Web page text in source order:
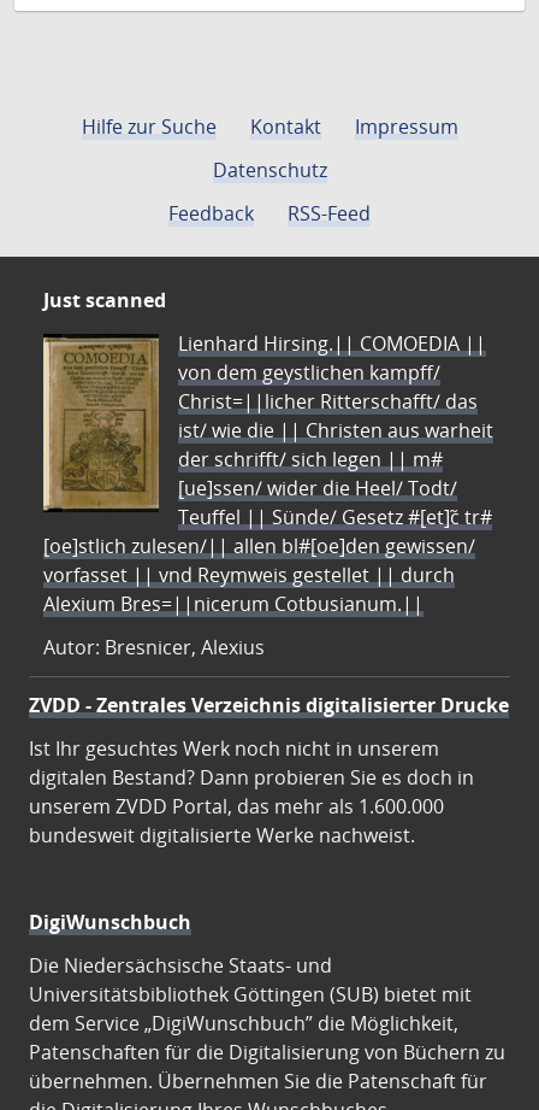
Hilfe zur Suche Kontakt
Impressum
Datenschutz
Feedback
RSS-Feed
Just scanned
Lienhard Hirsing.|| COMOEDIA ||
von dem geystlichen kampff/
Christ=||licher Ritterschafft/ das
ist/ wie die || Christen aus warheit
der schrifft/ sich legen || m#
[ue]ssen/ wider die Heel/ Todt/
Teuffel || Sünde/ Gesetz #[et]c̃ tr#
[oe]stlich zulesen/|| allen bl#[oe]den gewissen/
vorfasset || vnd Reymweis gestellet || durch
Alexium Bres=||nicerum Cotbusianum.||
Autor: Bresnicer, Alexius
ZVDD - Zentrales Verzeichnis digitalisierter Drucke
Ist Ihr gesuchtes Werk noch nicht in unserem
digitalen Bestand? Dann probieren Sie es doch in
unserem ZVDD Portal, das mehr als 1.600.000
bundesweit digitalisierte Werke nachweist.
DigiWunschbuch
Die Niedersächsische Staats- und
Universitätsbibliothek Göttingen (SUB) bietet mit
dem Service „DigiWunschbuch” die Möglichkeit,
Patenschaften für die Digitalisierung von Büchern zu
übernehmen. Übernehmen Sie die Patenschaft für